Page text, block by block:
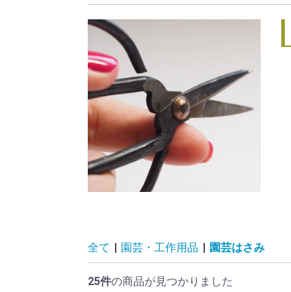
全て 園芸・工作用品 園芸はさみ
25件の商品が見つかりました